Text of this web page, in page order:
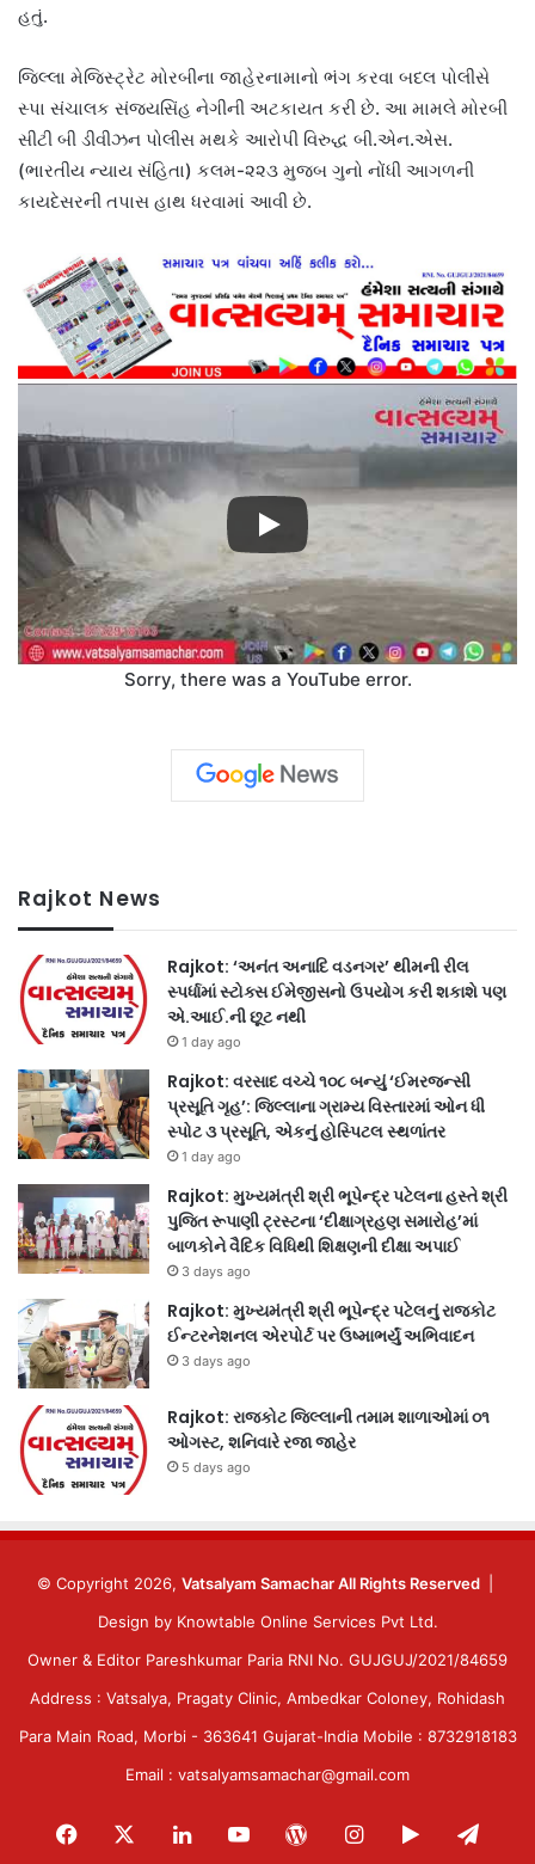
હતું.
જિલ્લા મેજિસ્ટ્રેટ મોરબીના જાહેરનામાનો ભંગ કરવા બદલ પોલીસે
સ્પા સંચાલક સંજયસિંહ નેગીની અટકાયત કરી છે. આ મામલે મોરબી
સીટી બી ડીવીઝન પોલીસ મથકે આરોપી વિરુદ્ધ બી.એન.એસ.
(ભારતીય ન્યાય સંહિતા) કલમ-૨૨૩ મુજબ ગુનો નોંધી આગળની
કાયદેસરની તપાસ હાથ ધરવામાં આવી છે.
Sorry, there was a YouTube error.
Rajkot News
Rajkot: ‘અનંત અનાદિ વડનગર’ થીમની રીલ
સ્પર્ધામાં સ્ટોક્સ ઈમેજીસનો ઉપયોગ કરી શકાશે પણ
એ.આઈ.ની છૂટ નથી
1 day ago
Rajkot: વરસાદ વચ્ચે ૧૦૮ બન્યું ‘ઈમરજન્સી
પ્રસૂતિ ગૃહ’: જિલ્લાના ગ્રામ્ય વિસ્તારમાં ઓન ધી
સ્પોટ ૩ પ્રસૂતિ, એકનું હોસ્પિટલ સ્થળાંતર
1 day ago
Rajkot: મુખ્યમંત્રી શ્રી ભૂપેન્દ્ર પટેલના હસ્તે શ્રી
પુજિત રૂપાણી ટ્રસ્ટના ‘દીક્ષાગ્રહણ સમારોહ’માં
બાળકોને વૈદિક વિધિથી શિક્ષણની દીક્ષા અપાઈ
3 days ago
Rajkot: મુખ્યમંત્રી શ્રી ભૂપેન્દ્ર પટેલનું રાજકોટ
ઈન્ટરનેશનલ એરપોર્ટ પર ઉષ્માભર્યું અભિવાદન
3 days ago
Rajkot: રાજકોટ જિલ્લાની તમામ શાળાઓમાં ૦૧
ઓગસ્ટ, શનિવારે રજા જાહેર
5 days ago
© Copyright 2026, Vatsalyam Samachar All Rights Reserved
Design by Knowtable Online Services Pvt Ltd.
Owner & Editor Pareshkumar Paria RNI No. GUJGUJ/2021/84659
Address : Vatsalya, Pragaty Clinic, Ambedkar Coloney, Rohidash
Para Main Road, Morbi - 363641 Gujarat-India Mobile : 8732918183
Email : vatsalyamsamachar@gmail.com
Facebook LinkedInYouTubeWordPressInstagram
Google